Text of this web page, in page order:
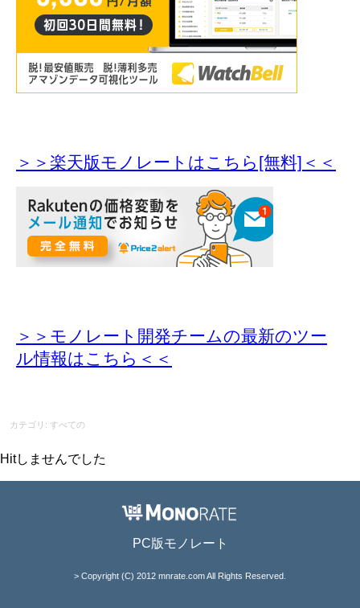
＞＞楽天版モノレートはこちら[無料]＜＜
＞＞モノレート開発チームの最新のツー
ル情報はこちら＜＜
カテゴリ: すべての
Hitしませんでした
PC版モノレート
> Copyright (C) 2012 mnrate.com All Rights Reserved.